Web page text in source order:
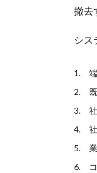
撤去
シス